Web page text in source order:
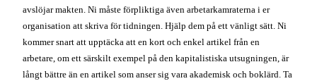
avslöjar makten. Ni måste förpliktiga även arbetarkamraterna i er
organisation att skriva för tidningen. Hjälp dem på ett vänligt sätt. Ni
kommer snart att upptäcka att en kort och enkel artikel från en
arbetare, om ett särskilt exempel på den kapitalistiska utsugningen, är
långt bättre än en artikel som anser sig vara akademisk och boklärd. Ta